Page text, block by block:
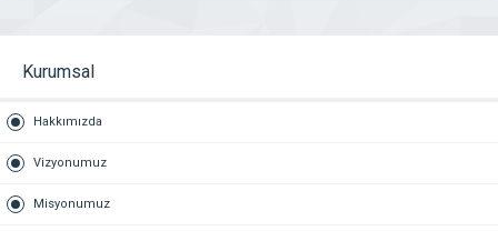
Kurumsal
Hakkımızda
Vizyonumuz
Misyonumuz